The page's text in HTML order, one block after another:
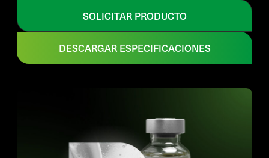
SOLICITAR PRODUCTO
DESCARGAR ESPECIFICACIONES